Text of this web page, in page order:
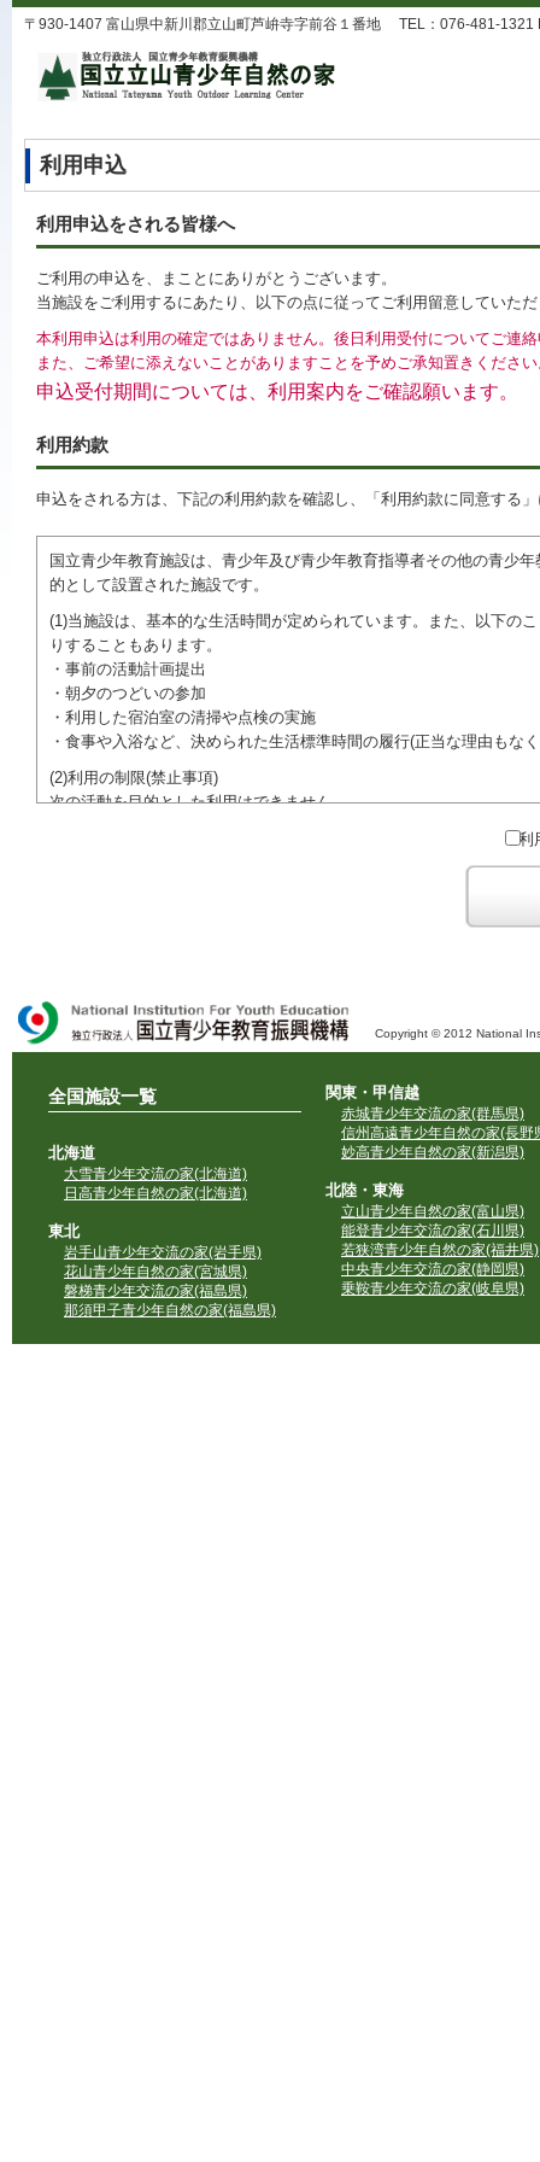
〒930-1407 富山県中新川郡立山町芦峅寺字前谷１番地 TEL：076-481-1321
利用申込
利用申込をされる皆様へ
ご利用の申込を、まことにありがとうございます。
当施設をご利用するにあたり、以下の点に従ってご利用留意していた
本利用申込は利用の確定ではありません。後日利用受付についてご連
また、ご希望に添えないことがありますことを予めご承知置きくださ
申込受付期間については、利用案内をご確認願います。
利用約款
申込をされる方は、下記の利用約款を確認し、「利用約款に同意する
国立青少年教育施設は、青少年及び青少年教育指導者その他の青少
的として設置された施設です。
(1)当施設は、基本的な生活時間が定められています。また、以下の
りすることもあります。
・事前の活動計画提出
・朝夕のつどいの参加
・利用した宿泊室の清掃や点検の実施
・食事や入浴など、決められた生活標準時間の履行(正当な理由も
(2)利用の制限(禁止事項)
次の活動を目的とした利用はできません。
●特定の政党を支持、またはこれに反対するための政治教育その他の
●特定の宗教を支持、またはこれに反対するための宗教教育その他
域での勧誘活動を行ったり、自らの団体の活動をアピールする活動等)
利
Copyright © 2012 National
全国施設一覧
北海道
大雪青少年交流の家(北海道)
日高青少年自然の家(北海道)
東北
岩手山青少年交流の家(岩手県)
花山青少年自然の家(宮城県)
磐梯青少年交流の家(福島県)
那須甲子青少年自然の家(福島県)
関東・甲信越
赤城青少年交流の家(群馬県)
信州高遠青少年自然の家(長野
妙高青少年自然の家(新潟県)
北陸・東海
立山青少年自然の家(富山県)
能登青少年交流の家(石川県)
若狭湾青少年自然の家(福井県)
中央青少年交流の家(静岡県)
乗鞍青少年交流の家(岐阜県)